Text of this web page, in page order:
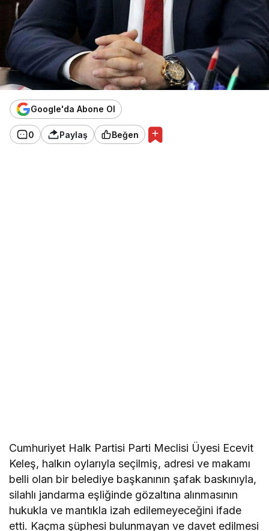
Google'da Abone Ol
0 Paylaş Beğen
Cumhuriyet Halk Partisi Parti Meclisi Üyesi Ecevit
Keleş, halkın oylarıyla seçilmiş, adresi ve makamı
belli olan bir belediye başkanının şafak baskınıyla,
silahlı jandarma eşliğinde gözaltına alınmasının
hukukla ve mantıkla izah edilemeyeceğini ifade
etti. Kaçma şüphesi bulunmayan ve davet edilmesi